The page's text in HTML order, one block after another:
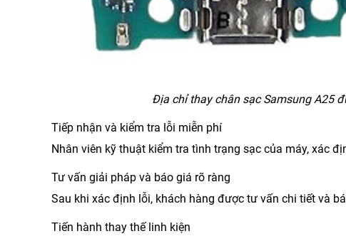
Địa chỉ thay chân sạc Samsung A25
Tiếp nhận và kiểm tra lỗi miễn phí
Nhân viên kỹ thuật kiểm tra tình trạng sạc của máy, xác
Tư vấn giải pháp và báo giá rõ ràng
Sau khi xác định lỗi, khách hàng được tư vấn chi tiết và
Tiến hành thay thế linh kiện